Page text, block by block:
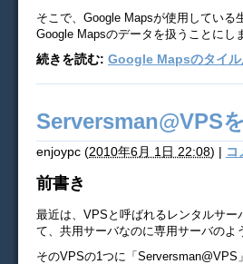
そこで、Google Mapsが使用してい
Google Mapsのデータを扱うことにし
続きを読む: Google Mapsのタイル
Serversman@VPS
enjoypc (2010年6月 1日 22:08) | コ
前書き
最近は、VPSと呼ばれるレンタルサ
て、共用サーバなのに専用サーバのよ
そのVPSの1つに「